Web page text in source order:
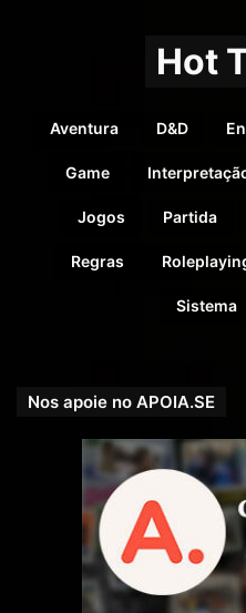
Hot
Aventura D&D
Game
Jogos Partida
Regras
Sistema
Nos apoie no APOIA.SE